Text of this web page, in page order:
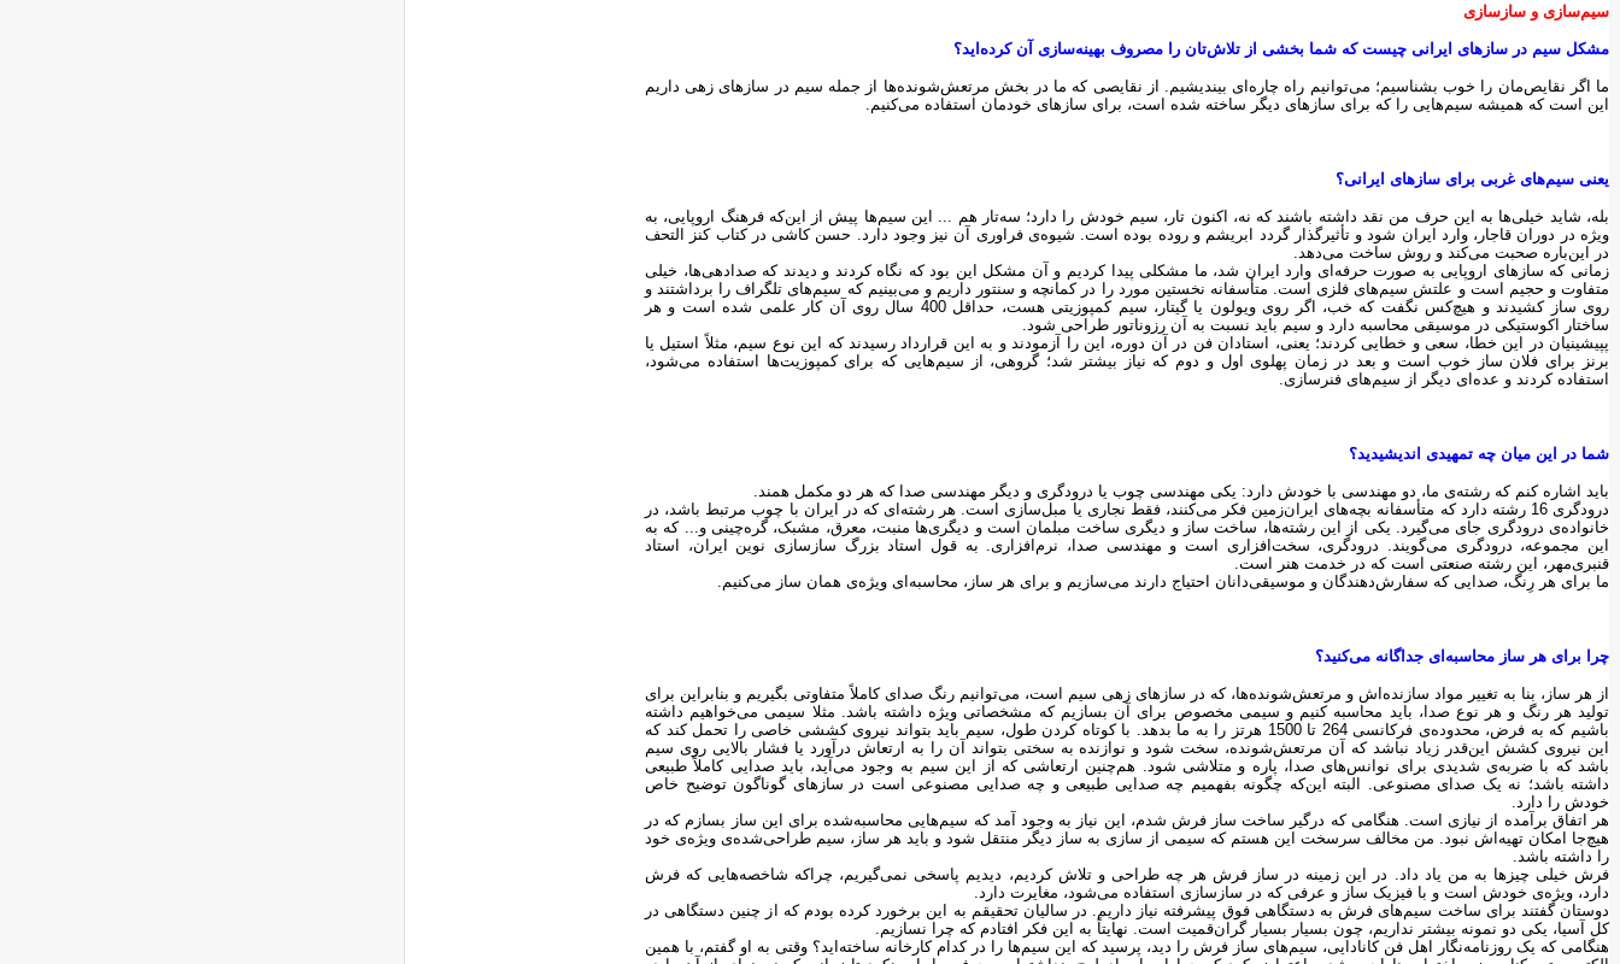
سیم‌سازی و سازسازی
مشکل سیم در سازهای ایرانی چیست که شما بخشی از تلاش‌تان را مصروف بهینه‌سازی آن کرده‌اید؟
ما اگر نقایص‌مان را خوب بشناسیم؛ می‌توانیم راه چاره‌ای بیندیشیم. از نقایصی که ما در بخش مرتعش‌شونده‌ها از جمله سیم در سازهای زهی داریم
این است که همیشه سیم‌هایی را که برای سازهای دیگر ساخته شده است، برای سازهای خودمان استفاده می‌کنیم.
یعنی سیم‌های غربی برای سازهای ایرانی؟
بله، شاید خیلی‌ها به این حرف من نقد داشته باشند که نه، اکنون تار، سیم خودش را دارد؛ سه‌تار هم ... این سیم‌ها پیش از این‌که فرهنگ اروپایی، به
ویژه در دوران قاجار، وارد ایران شود و تأثیرگذار گردد ابریشم و روده بوده است. شیوه‌ی فراوری آن نیز وجود دارد. حسن کاشی در کتاب کنز التحف
در این‌باره صحبت می‌کند و روش ساخت می‌دهد.
زمانی که سازهای اروپایی به صورت حرفه‌ای وارد ایران شد، ما مشکلی پیدا کردیم و آن مشکل این بود که نگاه کردند و دیدند که صدادهی‌ها، خیلی
متفاوت و حجیم است و علتش سیم‌های فلزی است. متأسفانه نخستین مورد را در کمانچه و سنتور داریم و می‌بینیم که سیم‌های تلگراف را برداشتند و
روی ساز کشیدند و هیچ‌کس نگفت که خب، اگر روی ویولون یا گیتار، سیم کمپوزیتی هست، حداقل 400 سال روی آن کار علمی شده است و هر
ساختار اکوستیکی در موسیقی محاسبه دارد و سیم باید نسبت به آن رزوناتور طراحی شود.
پپیشینیان در این خطا، سعی و خطایی کردند؛ یعنی، استادان فن در آن دوره، این را آزمودند و به این قرارداد رسیدند که این نوع سیم، مثلاً استیل یا
برنز برای فلان ساز خوب است و بعد در زمان پهلوی‌ اول و دوم که نیاز بیشتر شد؛ گروهی، از سیم‌هایی که برای کمپوزیت‌ها استفاده می‌شود،
استفاده کردند و عده‌ای دیگر از سیم‌های فنرسازی.
شما در این میان چه تمهیدی اندیشیدید؟
باید اشاره کنم که رشته‌ی ما، دو مهندسی با خودش دارد: یکی مهندسی چوب یا درودگری و دیگر مهندسی صدا که هر دو مکمل همند.
درودگری 16 رشته دارد که متأسفانه بچه‌های ایران‌زمین فکر می‌کنند، فقط نجاری یا مبل‌سازی است. هر رشته‌ای که در ایران با چوب مرتبط باشد، در
خانواده‌ی درودگری جای می‌گیرد. یکی از این رشته‌ها، ساخت ساز و دیگری ساخت مبلمان است و دیگری‌ها منبت، معرق، مشبک، گره‌چینی و... که به
این مجموعه، درودگری می‌گویند. درودگری، سخت‌افزاری است و مهندسی صدا، نرم‌افزاری. به قول استاد بزرگ سازسازی نوین ایران، استاد
قنبری‌مهر، این رشته صنعتی است که در خدمت هنر است.
ما برای هر رِنگ، صدایی که سفارش‌دهندگان و موسیقی‌دانان احتیاج دارند می‌سازیم و برای هر ساز، محاسبه‌‌ای ویژه‌ی همان ساز می‌کنیم.
چرا برای هر ساز محاسبه‌ای جداگانه می‌کنید؟
از هر ساز، بنا به تغییر مواد سازنده‌اش و مرتعش‌شونده‌ها، که در سازهای زهی سیم است، می‌توانیم رنگ صدای کاملاً متفاوتی بگیریم و بنابراین برای
تولید هر رنگ و هر نوع صدا، باید محاسبه کنیم و سیمی مخصوص برای آن بسازیم که مشخصاتی ویژه داشته باشد. مثلا سیمی می‌خواهیم داشته
باشیم که به فرض، محدوده‌ی فرکانسی 264 تا 1500 هرتز را به ما بدهد. با کوتاه ‌کردن طول، سیم باید بتواند نیروی کششی خاصی را تحمل کند که
این نیروی کشش این‌قدر زیاد نباشد که آن مرتعش‌شونده، سخت شود و نوازنده به سختی بتواند آن را به ارتعاش درآورد یا فشار بالایی روی سیم
باشد که با ضربه‌ی شدیدی برای نوانس‌های صدا، پاره و متلاشی شود. هم‌چنین ارتعاشی که از این سیم به وجود می‌آید، باید صدایی کاملاً طبیعی
داشته باشد؛ نه یک صدای مصنوعی. البته این‌که چگونه بفهمیم چه صدایی طبیعی و چه صدایی مصنوعی است در سازهای گوناگون توضیح خاص
خودش را دارد.
هر اتفاق برآمده از نیازی است. هنگامی که درگیر ساخت ساز فرش شدم، این نیاز به وجود آمد که سیم‌هایی محاسبه‌شده برای این ساز بسازم که در
هیچ‌جا امکان تهیه‌اش نبود. من مخالف سرسخت این هستم که سیمی از سازی به ساز دیگر منتقل شود و باید هر ساز، سیم طراحی‌شده‌ی ویژه‌ی خود
را داشته باشد.
فرش خیلی چیزها به من یاد داد. در این زمینه در ساز فرش هر چه طراحی و تلاش کردیم، دیدیم پاسخی نمی‌گیریم، چراکه شاخصه‌هایی که فرش
دارد، ویژه‌ی خودش است و با فیزیک ساز و عرفی که در سازسازی استفاده می‌شود، مغایرت دارد.
دوستان گفتند برای ساخت سیم‌های فرش به دستگاهی فوق ‌پیشرفته نیاز داریم. در سالیان تحقیقم به این برخورد کرده بودم که از چنین دستگاهی در
کل آسیا، یکی دو نمونه بیشتر نداریم، چون بسیار بسیار گران‌قمیت است. نهایتاً به این فکر افتادم که چرا نسازیم.
هنگامی که یک روزنامه‌نگار اهل فن کانادایی، سیم‌های ساز فرش را دید، پرسید که این سیم‌ها را در کدام کارخانه ساخته‌اید؟ وقتی به او گفتم، با همین